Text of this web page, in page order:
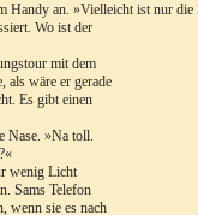
Handy an. »Vielleicht ist nur
Wo ist der
mit dem
als wäre er gerade
Es gibt einen
Nase. »Na toll.
wenig Licht
Sams Telefon
wenn sie es nach